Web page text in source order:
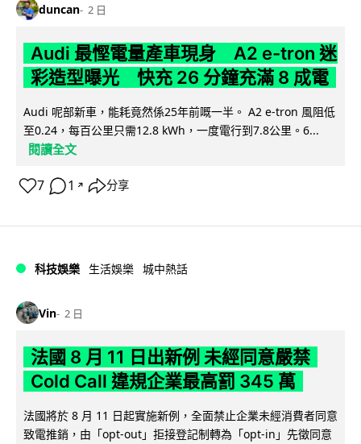
duncan 2 日
Audi 最慳電量產車現身 A2 e-tron 迷
彩造型曝光 快充 26 分鐘充滿 8 成電
Audi 呢部新車，能耗竟然係25年前嘅一半。 A2 e-tron 風阻低
至0.24，每百公里只需12.8 kWh，一度電行到7.8公里。6...
閱讀全文
7 1 ↗ 分享
科技娛樂 生活娛樂 城中熱話
Vin 2 日
法國 8 月 11 日出新例 未經同意嚴禁
Cold Call 違規企業最高罰 345 萬
法國將於 8 月 11 日起實施新例，全面禁止企業未經消費者同意
致電推銷，由「opt-out」拒接登記制轉為「opt-in」先徵同意